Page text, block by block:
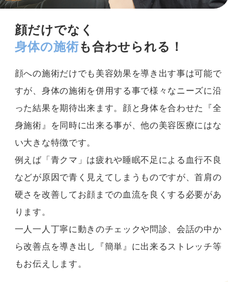
顔だけでなく
身体の施術も合わせられる！
顔への施術だけでも美容効果を導き出す事は可能で
すが、身体の施術を併用する事で様々なニーズに沿
った結果を期待出来ます。顔と身体を合わせた『全
身施術』を同時に出来る事が、他の美容医療にはな
い大きな特徴です。
例えば「青クマ」は疲れや睡眠不足による血行不良
などが原因で青く見えてしまうものですが、首肩の
硬さを改善してお顔までの血流を良くする必要があ
ります。
一人一人丁寧に動きのチェックや問診、会話の中か
ら改善点を導き出し『簡単』に出来るストレッチ等
もお伝えします。